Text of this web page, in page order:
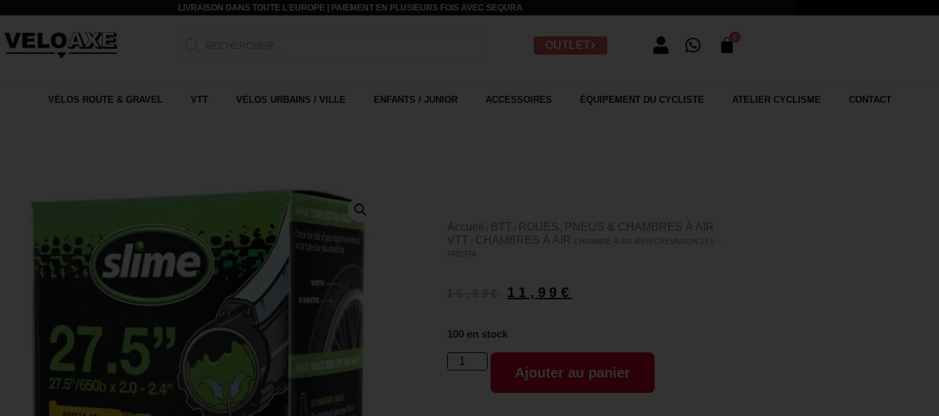
LIVRAISON DANS TOUTE L'EUROPE | PAIEMENT EN PLUSIEURS FOIS AVEC SEQURA
OUTLET
VÉLOS ROUTE & GRAVEL VTT VÉLOS URBAINS / VILLE ENFANTS / JUNIOR ACCESSOIRES ÉQUIPEMENT DU CYCLISTE ATELIER CYCLISME CONTACT
Accueil BTT
ROUES, PNEUS & CHAMBRES À AIR
VTT
CHAMBRES À AIR CHAMBRE À AIR ANTI-CREVAISON 27,5 –
PRESTA
11,99 €
100 en stock
Ajouter au panier